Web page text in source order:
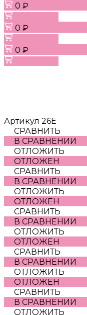
0 ₽
0 ₽
0 ₽
Артикул 26E
СРАВНИТЬ
В СРАВНЕНИИ
ОТЛОЖИТЬ
ОТЛОЖЕН
СРАВНИТЬ
В СРАВНЕНИИ
ОТЛОЖИТЬ
ОТЛОЖЕН
СРАВНИТЬ
В СРАВНЕНИИ
ОТЛОЖИТЬ
ОТЛОЖЕН
СРАВНИТЬ
В СРАВНЕНИИ
ОТЛОЖИТЬ
ОТЛОЖЕН
СРАВНИТЬ
В СРАВНЕНИИ
ОТЛОЖИТЬ